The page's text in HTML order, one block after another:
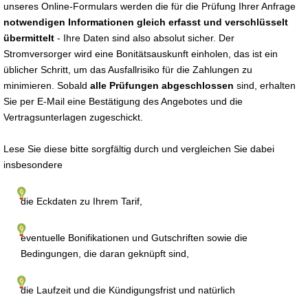
unseres Online-Formulars werden die für die Prüfung Ihrer Anfrage
notwendigen Informationen gleich erfasst und verschlüsselt
übermittelt - Ihre Daten sind also absolut sicher. Der
Stromversorger wird eine Bonitätsauskunft einholen, das ist ein
üblicher Schritt, um das Ausfallrisiko für die Zahlungen zu
minimieren. Sobald alle Prüfungen abgeschlossen sind, erhalten
Sie per E-Mail eine Bestätigung des Angebotes und die
Vertragsunterlagen zugeschickt.
Lese Sie diese bitte sorgfältig durch und vergleichen Sie dabei
insbesondere
die Eckdaten zu Ihrem Tarif,
eventuelle Bonifikationen und Gutschriften sowie die
Bedingungen, die daran geknüpft sind,
die Laufzeit und die Kündigungsfrist und natürlich